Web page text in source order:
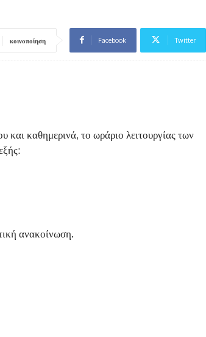
κοινοποίηση Facebook Twitter
καθημερινά, το ωράριο λειτουργίας των
ανακοίνωση.